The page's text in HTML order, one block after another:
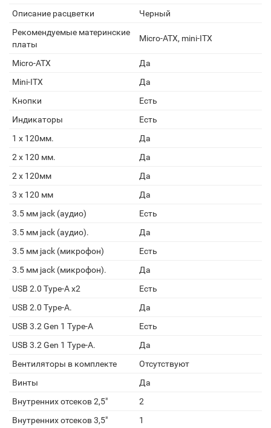
Описание расцветки
Черный
Рекомендуемые материнские
платы
Micro-ATX, mini-ITX
Micro-ATX
Да
Mini-ITX
Да
Кнопки
Есть
Индикаторы
Есть
1 x 120мм.
Да
2 x 120 мм.
Да
2 x 120мм
Да
3 x 120 мм
Да
3.5 мм jack (аудио)
Есть
3.5 мм jack (аудио).
Да
3.5 мм jack (микрофон)
Есть
3.5 мм jack (микрофон).
Да
USB 2.0 Type-A х2
Есть
USB 2.0 Type-A.
Да
USB 3.2 Gen 1 Type-A
Есть
USB 3.2 Gen 1 Type-A.
Да
Вентиляторы в комплекте
Отсутствуют
Винты
Да
Внутренних отсеков 2,5"
2
Внутренних отсеков 3,5"
1